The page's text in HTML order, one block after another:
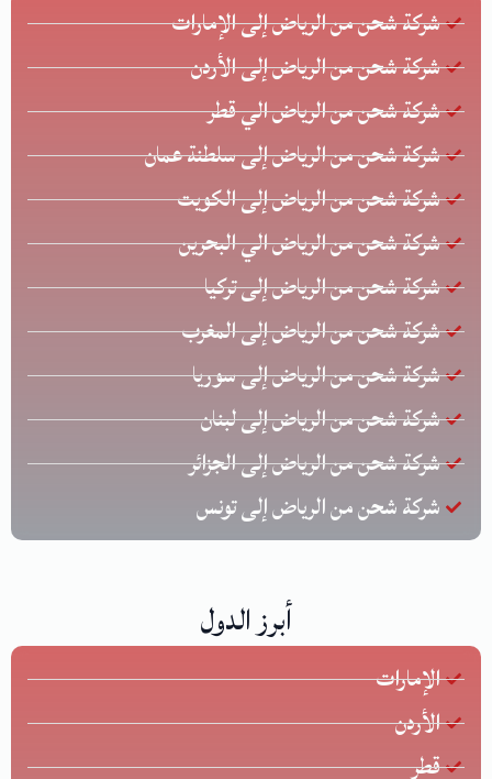
شركة شحن من الرياض إلى الإمارات
شركة شحن من الرياض إلى الأردن
شركة شحن من الرياض الي قطر
شركة شحن من الرياض إلى سلطنة عمان
شركة شحن من الرياض إلى الكويت
شركة شحن من الرياض الي البحرين
شركة شحن من الرياض إلى تركيا
شركة شحن من الرياض إلى المغرب
شركة شحن من الرياض إلى سوريا
شركة شحن من الرياض إلى لبنان
شركة شحن من الرياض إلى الجزائر
شركة شحن من الرياض إلى تونس
أبرز الدول
الإمارات
الأردن
قطر